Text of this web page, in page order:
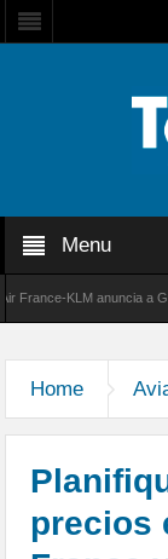
Menu
KLM anuncia a
Home
precios